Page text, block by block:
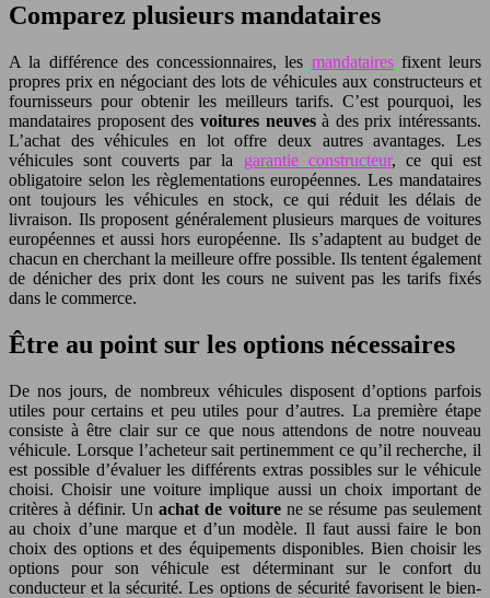
Comparez plusieurs mandataires
A la différence des concessionnaires, les mandatairesfixent leurs
propres prix en négociant des lots de véhicules aux constructeurs et
fournisseurs pour obtenir les meilleurs tarifs. C’est pourquoi, les
mandataires proposent des voitures neuvesà des prix intéressants.
L’achat des véhicules en lot offre deux autres avantages. Les
véhicules sont couverts par la garantie constructeur, ce qui est
obligatoire selon les règlementations européennes. Les mandataires
ont toujours les véhicules en stock, ce qui réduit les délais de
livraison. Ils proposent généralement plusieurs marques de voitures
européennes et aussi hors européenne. Ils s’adaptent au budget de
chacun en cherchant la meilleure offre possible. Ils tentent également
de dénicher des prix dont les cours ne suivent pas les tarifs fixés
dans le commerce.
Être au point sur les options nécessaires
De nos jours, de nombreux véhicules disposent d’options parfois
utiles pour certains et peu utiles pour d’autres. La première étape
consiste à être clair sur ce que nous attendons de notre nouveau
véhicule. Lorsque l’acheteur sait pertinemment ce qu’il recherche, il
est possible d’évaluer les différents extras possibles sur le véhicule
choisi. Choisir une voiture implique aussi un choix important de
critères à définir. Unachat de voiturene se résume pas seulement
au choix d’une marque et d’un modèle. Il faut aussi faire le bon
choix des options et des équipements disponibles. Bien choisir les
options pour son véhicule est déterminant sur le confort du
conducteur et la sécurité. Les options de sécurité favorisent le bien-